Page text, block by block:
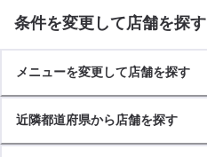
条件を変更して店舗を探す
メニューを変更して店舗を探す
近隣都道府県から店舗を探す